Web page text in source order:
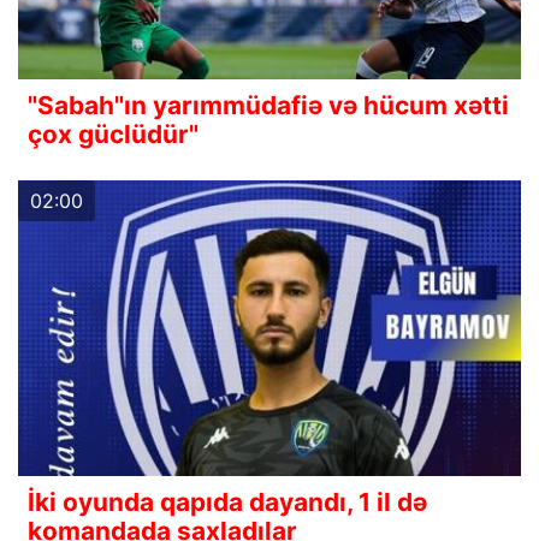
"Sabah"ın yarımmüdafiə və hücum xətti
çox güclüdür"
02:00
İki oyunda qapıda dayandı, 1 il də
komandada saxladılar